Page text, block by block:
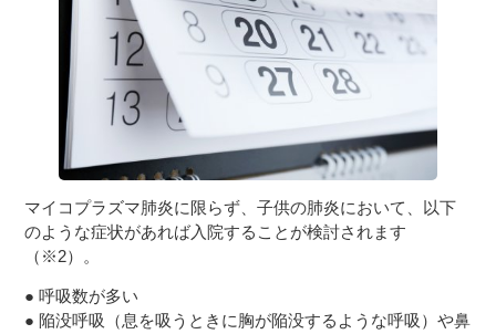
マイコプラズマ肺炎に限らず、子供の肺炎において、以下
のような症状があれば入院することが検討されます
（※2）。
● 呼吸数が多い
● 陥没呼吸（息を吸うときに胸が陥没するような呼吸）や鼻